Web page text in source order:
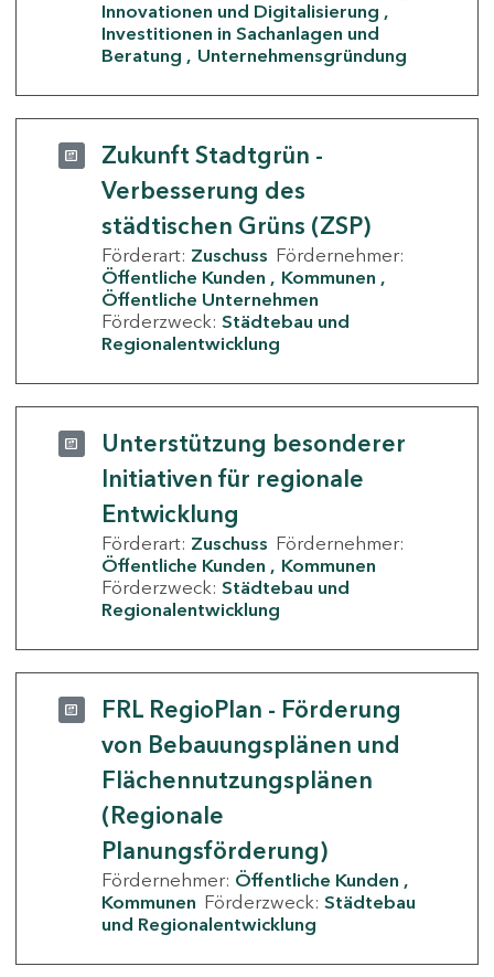
Innovationen und Digitalisierung
Investitionen in Sachanlagen und
Beratung
Unternehmensgründung
Zukunft Stadtgrün -
Verbesserung des
städtischen Grüns (ZSP)
Förderart: Zuschuss Fördernehmer:
Öffentliche Kunden
Kommunen
Öffentliche Unternehmen
Förderzweck: Städtebau und
Regionalentwicklung
Unterstützung besonderer
Initiativen für regionale
Entwicklung
Förderart: Zuschuss Fördernehmer:
Öffentliche Kunden
Kommunen
Förderzweck: Städtebau und
Regionalentwicklung
FRL RegioPlan - Förderung
von Bebauungsplänen und
Flächennutzungsplänen
(Regionale
Planungsförderung)
Fördernehmer: Öffentliche Kunden
Kommunen Förderzweck: Städtebau
und Regionalentwicklung